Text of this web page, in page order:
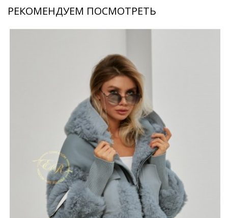
РЕКОМЕНДУЕМ ПОСМОТРЕТЬ